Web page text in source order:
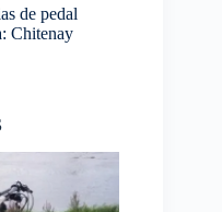
de pedal
Chitenay